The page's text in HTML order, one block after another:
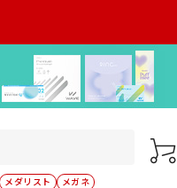
メダリスト メガネ